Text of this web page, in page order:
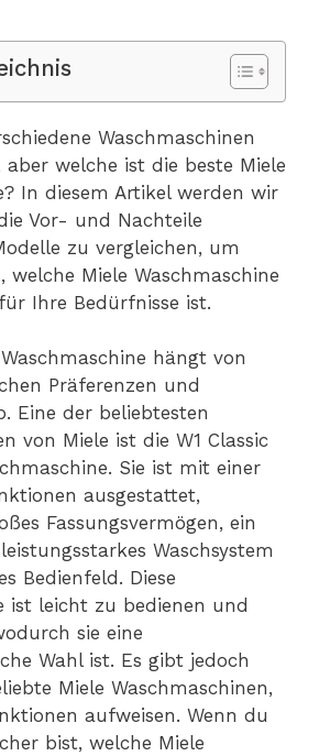
Waschmaschinen
welche ist die beste Miele
In diesem Artikel werden wir
Vor- und Nachteile
zu vergleichen, um
welche Miele Waschmaschine
Ihre Bedürfnisse ist.
hängt von
Präferenzen und
Eine der beliebtesten
von Miele ist die W1 Classic
Sie ist mit einer
ausgestattet,
Fassungsvermögen, ein
Waschsystem
Bedienfeld. Diese
ist leicht zu bedienen und
sie eine
Wahl ist. Es gibt jedoch
Miele Waschmaschinen,
aufweisen. Wenn du
bist, welche Miele